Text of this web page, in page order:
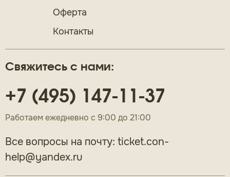
Свяжитесь с нами:
+7 (495) 147-11-37
Работаем ежедневно с 9:00 до 21:00
Все вопросы на почту: ticket.con-
help@yandex.ru
Оферта
Контакты